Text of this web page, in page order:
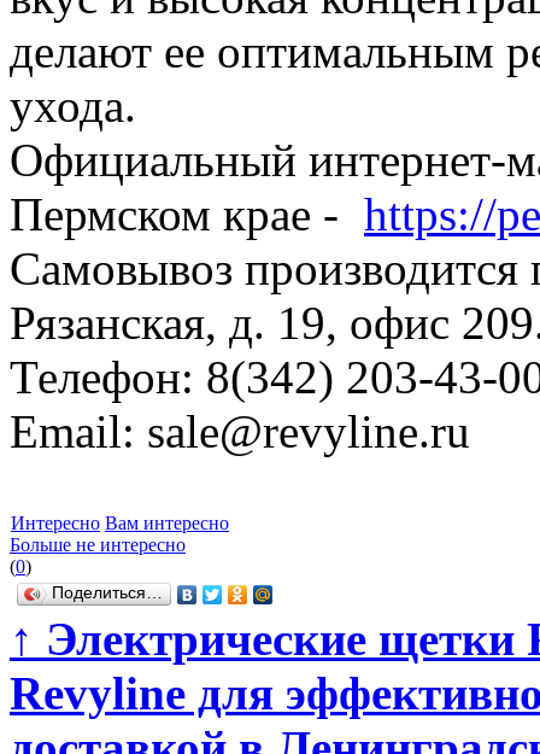
делают ее оптимальным
ухода.
Официальный интернет-
Пермском крае - https://
Самовывоз производится
Рязанская, д. 19, офис
Телефон: 8(342) 203-43-
Email: sale@revyline.ru
Интересно Вам интересно
Больше не интересно
(0)
Поделиться…
↑ Электрические щетки
Revyline для